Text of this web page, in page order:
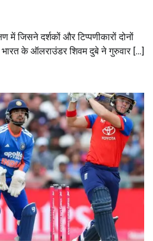
में जिसने दर्शकों और टिप्पणीकारों दोनों
के ऑलराउंडर शिवम दुबे ने गुरुवार […]